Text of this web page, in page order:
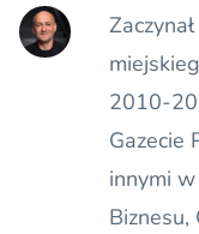
2010-
Gazecie
innymi w
Biznesu,